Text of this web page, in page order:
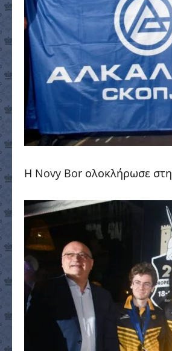
Η Novy Bor ολοκλήρωσε στη